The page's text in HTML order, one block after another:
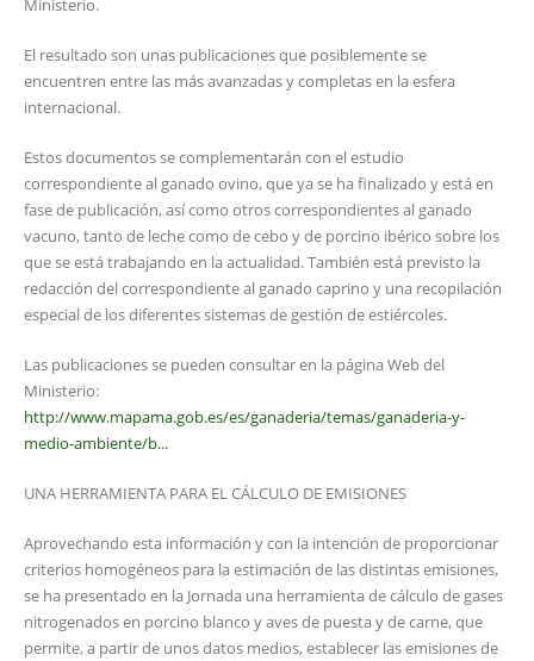
Ministerio.
El resultado son unas publicaciones que posiblemente se
encuentren entre las más avanzadas y completas en la esfera
internacional.
Estos documentos se complementarán con el estudio
correspondiente al ganado ovino, que ya se ha finalizado y está en
fase de publicación, así como otros correspondientes al ganado
vacuno, tanto de leche como de cebo y de porcino ibérico sobre los
que se está trabajando en la actualidad. También está previsto la
redacción del correspondiente al ganado caprino y una recopilación
especial de los diferentes sistemas de gestión de estiércoles.
Las publicaciones se pueden consultar en la página Web del
Ministerio:
http://www.mapama.gob.es/es/ganaderia/temas/ganaderia-y-
medio-ambiente/b...
UNA HERRAMIENTA PARA EL CÁLCULO DE EMISIONES
Aprovechando esta información y con la intención de proporcionar
criterios homogéneos para la estimación de las distintas emisiones,
se ha presentado en la Jornada una herramienta de cálculo de gases
nitrogenados en porcino blanco y aves de puesta y de carne, que
permite, a partir de unos datos medios, establecer las emisiones de